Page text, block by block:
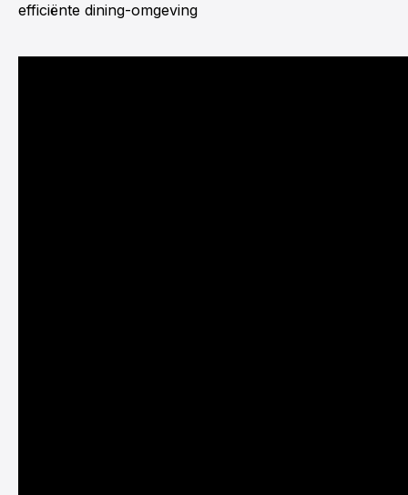
efficiënte dining-omgeving